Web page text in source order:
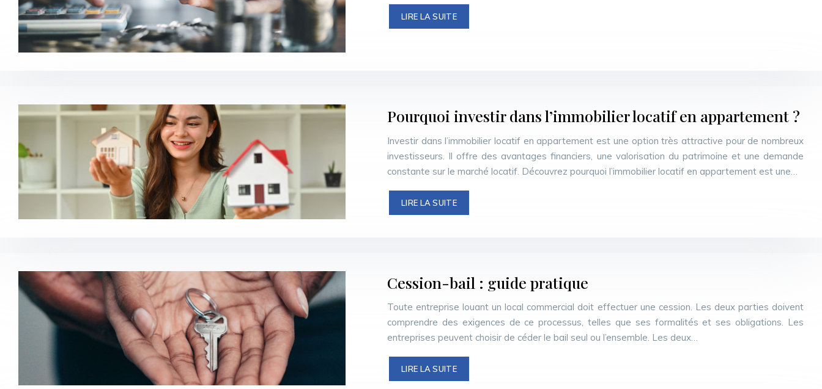
LIRE LA SUITE
Pourquoi investir dans l’immobilier locatif en appartement ?
Investir dans l’immobilier locatif en appartement est une option très attractive pour de nombreux
investisseurs. Il offre des avantages financiers, une valorisation du patrimoine et une demande
constante sur le marché locatif. Découvrez pourquoi l’immobilier locatif en appartement est une…
LIRE LA SUITE
Cession-bail : guide pratique
Toute entreprise louant un local commercial doit effectuer une cession. Les deux parties doivent
comprendre des exigences de ce processus, telles que ses formalités et ses obligations. Les
entreprises peuvent choisir de céder le bail seul ou l’ensemble. Les deux…
LIRE LA SUITE